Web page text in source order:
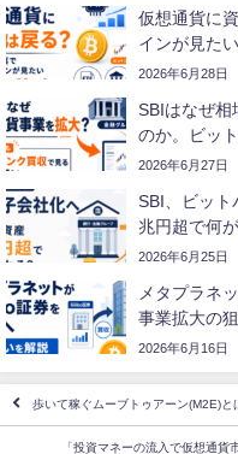
仮想通貨に
インが見た
2026年6月28日
SBIはなぜ相
のか。ビッ
2026年6月27日
SBI、ビット
兆円超で何
2026年6月25日
メタプラネ
事業拡大の
2026年6月16日
歩いて稼ぐムーブトゥアーン(M2E)
「投資マネーの流入で仮想通貨